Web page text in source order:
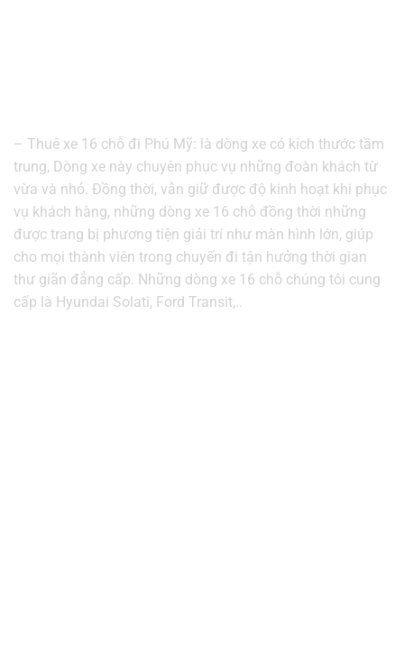
– Thuê xe 16 chỗ đi Phú Mỹ: là dòng xe có kích thước tầm
trung, Dòng xe này chuyên phục vụ những đoàn khách từ
vừa và nhỏ. Đồng thời, vẫn giữ được độ kinh hoạt khi phục
vụ khách hàng, những dòng xe 16 chỗ đồng thời những
được trang bị phương tiện giải trí như màn hình lớn, giúp
cho mọi thành viên trong chuyến đi tận hưởng thời gian
thư giãn đẳng cấp. Những dòng xe 16 chỗ chúng tôi cung
cấp là Hyundai Solati, Ford Transit,..